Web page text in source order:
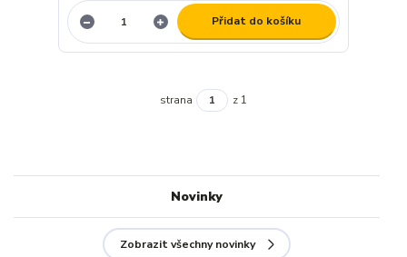
Přidat do košíku
strana z 1
Novinky
Zobrazit všechny novinky